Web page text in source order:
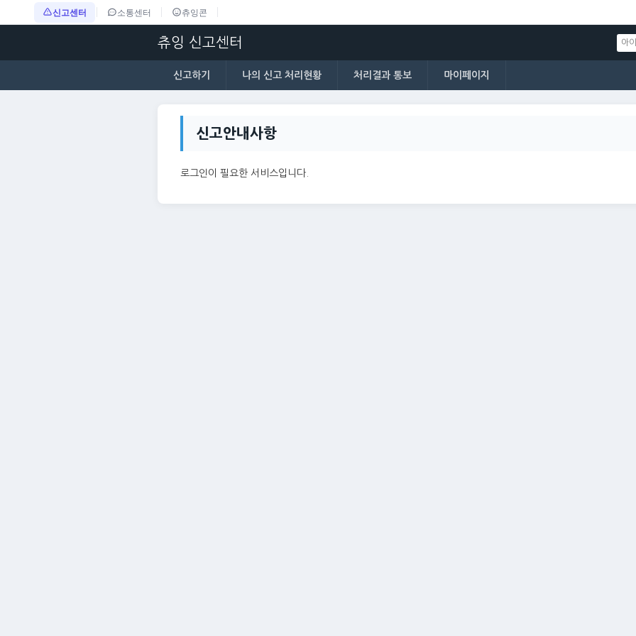
신고센터 소통센터 츄잉콘
츄잉 신고센터
신고하기 나의 신고 처리현황 처리결과 통보 마이페이지
신고안내사항
로그인이 필요한 서비스입니다.